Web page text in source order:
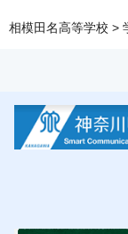
相模田名高等学校 >